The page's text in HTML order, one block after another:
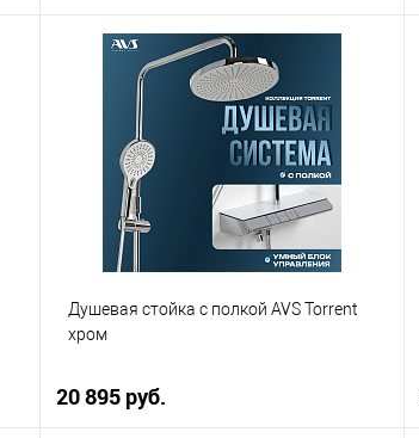
В корзину
Купить в 1 клик
К сравнению
В избранное
В наличии
Душевая стойка с полкой AVS Torrent
хром
20 895 руб.